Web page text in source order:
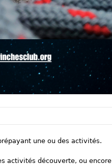
une ou des activités.
activités découverte, ou encore